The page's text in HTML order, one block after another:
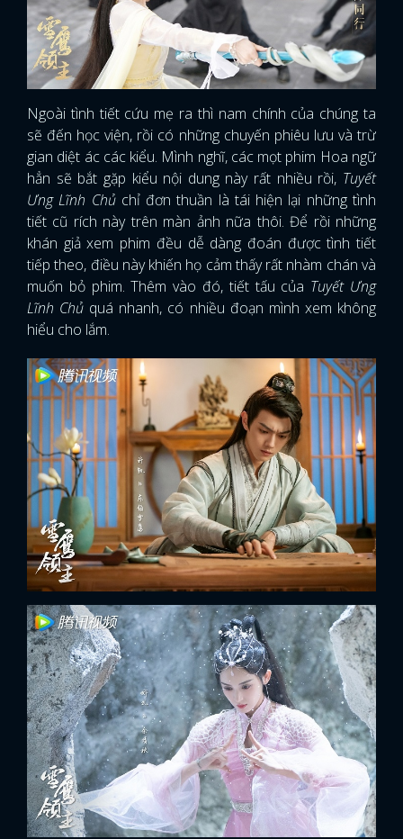
Ngoài tình tiết cứu mẹ ra thì nam chính của chúng ta
sẽ đến học viện, rồi có những chuyến phiêu lưu và trừ
gian diệt ác các kiểu. Mình nghĩ, các mọt phim Hoa ngữ
hẳn sẽ bắt gặp kiểu nội dung này rất nhiều rồi, Tuyết
Ưng Lĩnh Chủchỉ đơn thuần là tái hiện lại những tình
tiết cũ rích này trên màn ảnh nữa thôi. Để rồi những
khán giả xem phim đều dễ dàng đoán được tình tiết
tiếp theo, điều này khiến họ cảm thấy rất nhàm chán và
muốn bỏ phim. Thêm vào đó, tiết tấu của Tuyết Ưng
Lĩnh Chủ quá nhanh, có nhiều đoạn mình xem không
hiểu cho lắm.